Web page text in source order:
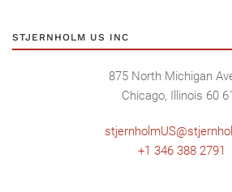
STJERNHOLM US INC
875 North Michigan
Chicago, Illinois 60
+1 346 388 2791